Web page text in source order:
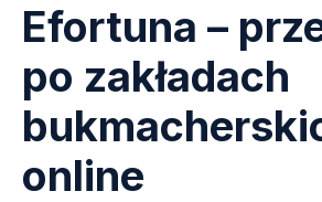
Efortuna –
po zakładach
online